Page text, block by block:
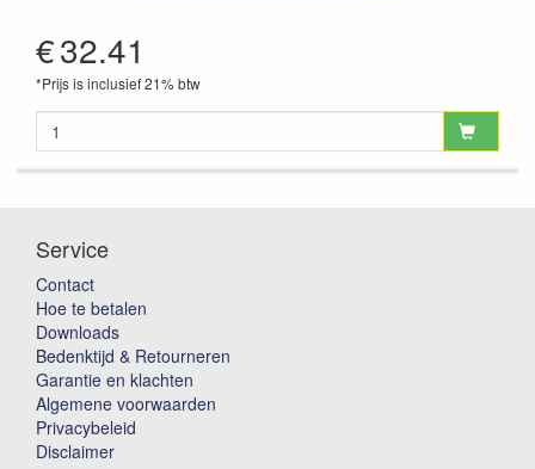
€32.41
*Prijs is inclusief 21% btw
Service
Contact
Hoe te betalen
Downloads
Bedenktijd & Retourneren
Garantie en klachten
Algemene voorwaarden
Privacybeleid
Disclaimer